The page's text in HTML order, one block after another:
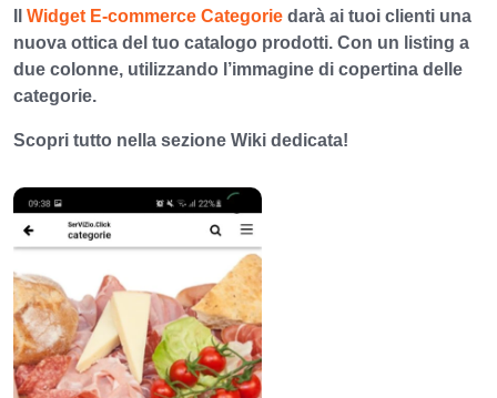
Widget E-commerce Categorie darà ai tuoi clienti una
nuova ottica del tuo catalogo prodotti. Con un listing a
due colonne, utilizzando l’immagine di copertina delle
categorie.
Scopri tutto nella sezione Wiki dedicata!